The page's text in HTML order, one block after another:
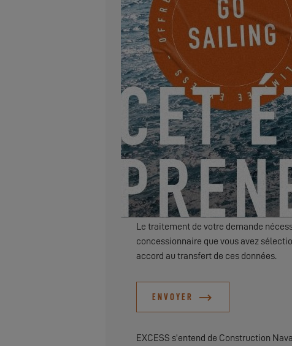
Email *
Je souhaite être tenu informé des
Le traitement de votre demande
concessionnaire que vous avez
accord au transfert de ces données.
ENVOYER
EXCESS s’entend de Construction